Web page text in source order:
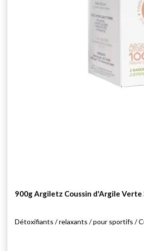
900g Argiletz Coussin d'Argile Verte
Détoxifiants / relaxants / pour sportifs /